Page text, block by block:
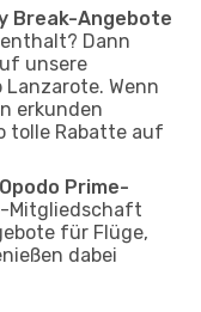
Break-Angebote
Dann
unsere
Lanzarote. Wenn
erkunden
tolle Rabatte auf
Prime-
Mitgliedschaft
für Flüge,
dabei